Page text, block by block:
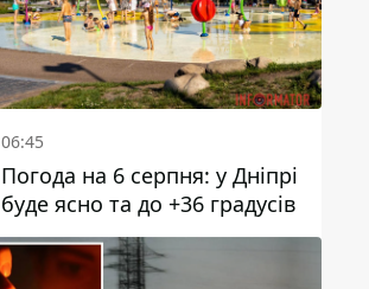
06:45
Погода на 6 серпня: у Дніпрі
буде ясно та до +36 градусів